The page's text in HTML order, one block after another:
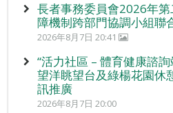
長者事務委員會2026年
障機制跨部門協調小組聯
2026年8月7日 20:41
“活力社區 – 體育健康諮
望洋眺望台及綠楊花園休
訊推廣
2026年8月7日 20:00